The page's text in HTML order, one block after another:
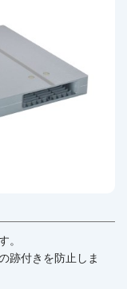
。
跡付きを防止しま